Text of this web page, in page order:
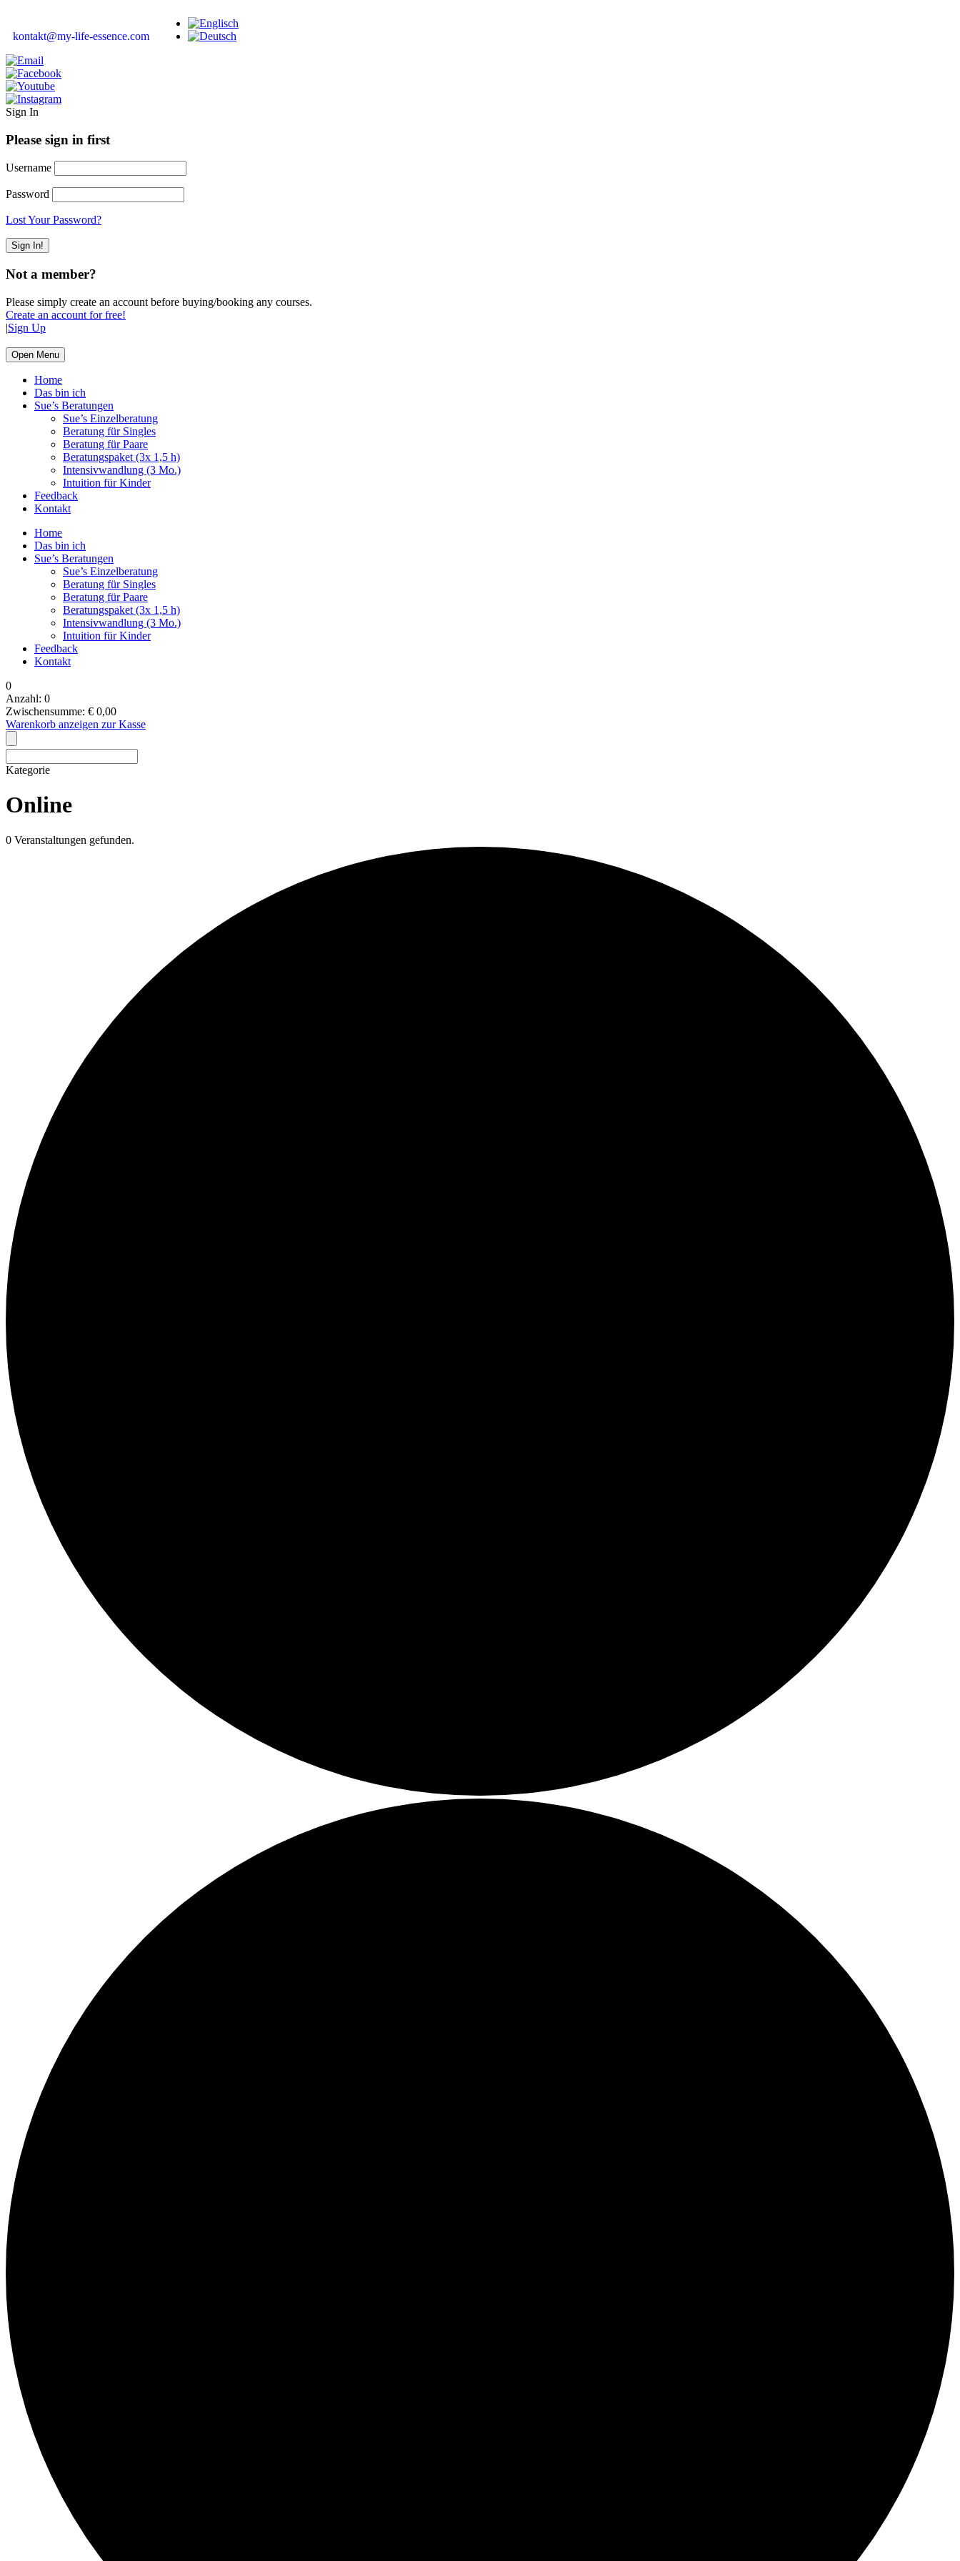
kontakt@my-life-essence.com
Sign In
Please sign in first
Username
Password
Lost Your Password?
Not a member?
Please simply create an account before buying/booking any courses.
Create an account for free!
|Sign Up
Open Menu
Home
Das bin ich
Sue’s Beratungen
Sue’s Einzelberatung
Beratung für Singles
Beratung für Paare
Beratungspaket (3x 1,5 h)
Intensivwandlung (3 Mo.)
Intuition für Kinder
Feedback
Kontakt
Home
Das bin ich
Sue’s Beratungen
Sue’s Einzelberatung
Beratung für Singles
Beratung für Paare
Beratungspaket (3x 1,5 h)
Intensivwandlung (3 Mo.)
Intuition für Kinder
Feedback
Kontakt
0
Anzahl: 0
Zwischensumme: € 0,00
Warenkorb anzeigen zur Kasse
Kategorie
Online
0 Veranstaltungen gefunden.